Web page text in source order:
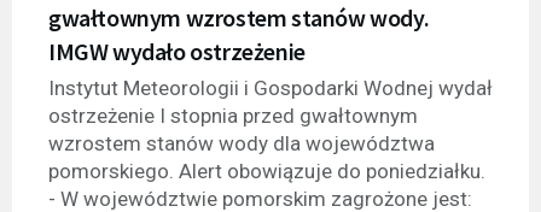
gwałtownym wzrostem stanów wody.
IMGW wydało ostrzeżenie
Instytut Meteorologii i Gospodarki Wodnej wydał
ostrzeżenie I stopnia przed gwałtownym
wzrostem stanów wody dla województwa
pomorskiego. Alert obowiązuje do poniedziałku.
- W województwie pomorskim zagrożone jest: